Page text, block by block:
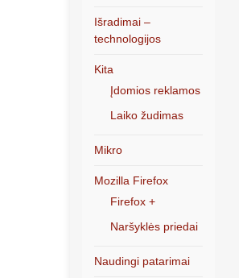
Išradimai –
technologijos
Kita
Įdomios reklamos
Laiko žudimas
Mikro
Mozilla Firefox
Firefox +
Naršyklės priedai
Naudingi patarimai